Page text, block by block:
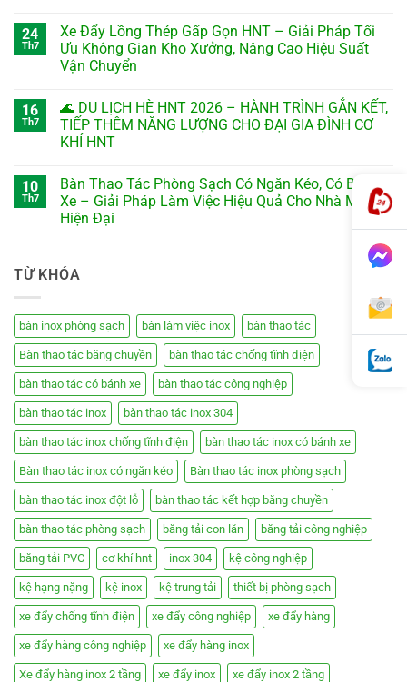
24
Th7
Xe Đẩy Lồng Thép Gấp Gọn HNT – Giải Pháp Tối
Ưu Không Gian Kho Xưởng, Nâng Cao Hiệu Suất
Vận Chuyển
16
Th7
🌊 DU LỊCH HÈ HNT 2026 – HÀNH TRÌNH GẮN KẾT,
TIẾP THÊM NĂNG LƯỢNG CHO ĐẠI GIA ĐÌNH CƠ
KHÍ HNT
10
Th7
Bàn Thao Tác Phòng Sạch Có Ngăn Kéo, Có Bánh
Xe – Giải Pháp Làm Việc Hiệu Quả Cho Nhà Máy
Hiện Đại
TỪ KHÓA
bàn inox phòng sạch bàn làm việc inox bàn thao tác
Bàn thao tác băng chuyền bàn thao tác chống tĩnh điện
bàn thao tác có bánh xe bàn thao tác công nghiệp
bàn thao tác inox bàn thao tác inox 304
bàn thao tác inox chống tĩnh điện bàn thao tác inox có bánh xe
Bàn thao tác inox có ngăn kéo Bàn thao tác inox phòng sạch
bàn thao tác inox đột lỗ bàn thao tác kết hợp băng chuyền
bàn thao tác phòng sạch băng tải con lăn băng tải công nghiệp
băng tải PVC cơ khí hnt inox 304 kệ công nghiệp
kệ hạng nặng kệ inox kệ trung tải thiết bị phòng sạch
xe đẩy chống tĩnh điện xe đẩy công nghiệp xe đẩy hàng
xe đẩy hàng công nghiệp xe đẩy hàng inox
Xe đẩy hàng inox 2 tầng xe đẩy inox xe đẩy inox 2 tầng